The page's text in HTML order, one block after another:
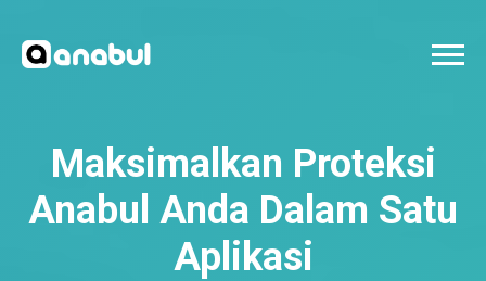
Maksimalkan Proteksi
Anabul Anda Dalam Satu
Aplikasi